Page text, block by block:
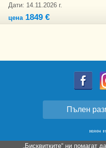
Дати: 14.11.2026 г.
цена1849 €
Пълен
„Бисквитките“ ни помагат